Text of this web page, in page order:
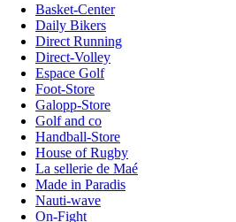
Basket-Center
Daily Bikers
Direct Running
Direct-Volley
Espace Golf
Foot-Store
Galopp-Store
Golf and co
Handball-Store
House of Rugby
La sellerie de Maé
Made in Paradis
Nauti-wave
On-Fight